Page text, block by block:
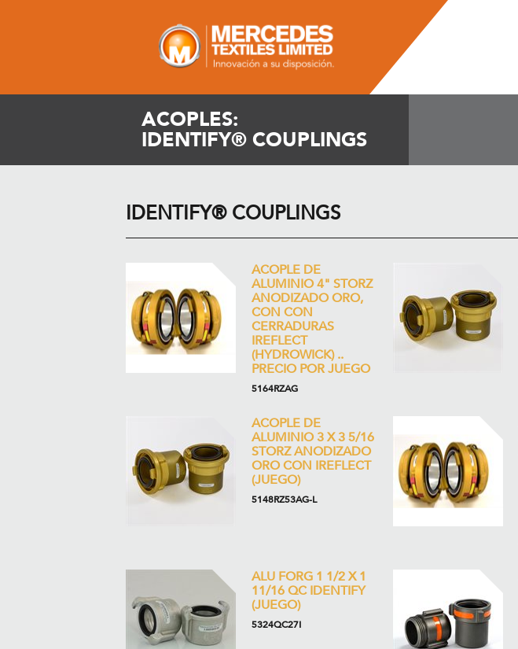
ACOPLES:
IDENTIFY® COUPLINGS
IDENTIFY® COUPLINGS
ACOPLE DE
ALUMINIO 4" STORZ
ANODIZADO ORO,
CON CON
CERRADURAS
IREFLECT
(HYDROWICK) ..
PRECIO POR JUEGO
5164RZAG
ACOPLE DE
ALUMINIO 3 X 3 5/16
STORZ ANODIZADO
ORO CON IREFLECT
(JUEGO)
5148RZ53AG-L
ALU FORG 1 1/2 X 1
11/16 QC IDENTIFY
(JUEGO)
5324QC27I